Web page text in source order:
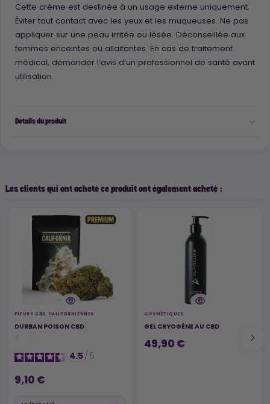
Cette crème est destinée à un usage externe uniquement.
Éviter tout contact avec les yeux et les muqueuses. Ne pas
appliquer sur une peau irritée ou lésée. Déconseillée aux
femmes enceintes ou allaitantes. En cas de traitement
médical, demander l’avis d’un professionnel de santé avant
utilisation.
Détails du produit
Les clients qui ont acheté ce produit ont également acheté :
FLEURS CBD CALIFORNIENNES
DURBAN POISON CBD
4.5/ 5
9,10 €
COSMÉTIQUES
GEL CRYOGÈNE AU CBD
49,90 €